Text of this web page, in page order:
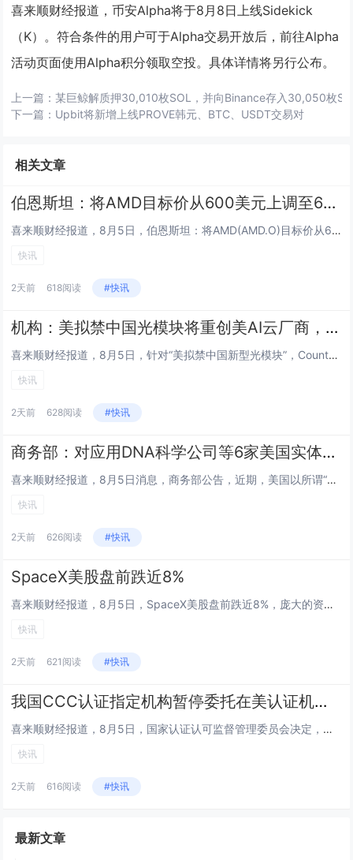
喜来顺财经报道，币安Alpha将于8月8日上线Sidekick
（K）。符合条件的用户可于Alpha交易开放后，前往Alpha
活动页面使用Alpha积分领取空投。具体详情将另行公布。
上一篇：某巨鲸解质押30,010枚SOL，并向Binance存入30,050枚
下一篇： Upbit将新增上线PROVE韩元、BTC、USDT交易对
相关文章
伯恩斯坦：将AMD目标价从600美元上调至650美元
喜来顺财经报道，8月5日，伯恩斯坦：将AMD(AMD.O)目标价从600美元上调至650美元。...
快讯
2天前 618阅读 #快讯
机构：美拟禁中国光模块将重创美AI云厂商，西方短期内根本无法替代
喜来顺财经报道，8月5日，针对“美拟禁中国新型光模块”，Counterpoint Research发文指出，美国的一项进...
快讯
2天前 628阅读 #快讯
商务部：对应用DNA科学公司等6家美国实体采取反制措施
喜来顺财经报道，8月5日消息，商务部公告，近期，美国以所谓“强迫劳动”为由制裁中国企业，严重违反国际法和国际关系基本准则...
快讯
2天前 626阅读 #快讯
SpaceX美股盘前跌近8%
喜来顺财经报道，8月5日，SpaceX美股盘前跌近8%，庞大的资本支出引发市场担忧。...
快讯
2天前 621阅读 #快讯
我国CCC认证指定机构暂停委托在美认证机构实施工厂跟踪检查
喜来顺财经报道，8月5日，国家认证认可监督管理委员会决定，即日起，暂停我国强制性产品认证（CCC认证）指定机构委托在美认...
快讯
2天前 616阅读 #快讯
最新文章